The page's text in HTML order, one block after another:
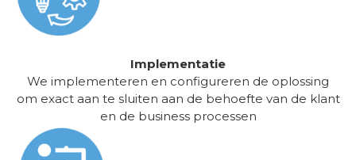
Implementatie
We implementeren en configureren de oplossing
om exact aan te sluiten aan de behoefte van de klant
en de business processen